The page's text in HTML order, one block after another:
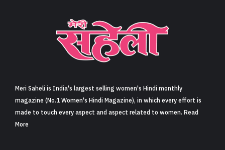
Meri Saheli is India's largest selling women's Hindi monthly
magazine (No.1 Women's Hindi Magazine), in which every effort is
made to touch every aspect and aspect related to women. Read
More